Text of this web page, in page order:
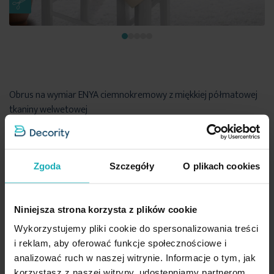
Zgoda Szczegóły O plikach cookies
Niniejsza strona korzysta z plików cookie
Wykorzystujemy pliki cookie do spersonalizowania treści
i reklam, aby oferować funkcje społecznościowe i
analizować ruch w naszej witrynie. Informacje o tym, jak
Obrus na wymiar ENYA ciemnokremowy z miękkiej półmatowej
tkaniny welwetowej
Przykładowy rozmiar: 40 x 140 cm